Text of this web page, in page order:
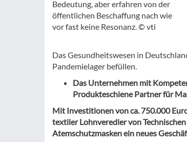
Bedeutung, aber erfahren von der
öffentlichen Beschaffung nach wie
vor fast keine Resonanz. © vti
Das Gesundheitswesen in
Pandemielager befüllen.
Das Unternehmen mit
Produkteschiene Partner für
Mit Investitionen von ca. 750.000
textiler Lohnveredler von
Atemschutzmasken ein neues